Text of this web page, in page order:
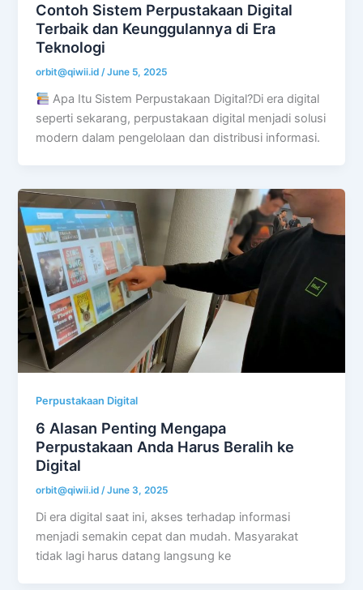
Contoh Sistem Perpustakaan Digital
Terbaik dan Keunggulannya di Era
Teknologi
orbit@qiwii.id/June 5, 2025
Apa Itu Sistem Perpustakaan Digital?Di era digital
seperti sekarang, perpustakaan digital menjadi solusi
modern dalam pengelolaan dan distribusi informasi.
Perpustakaan Digital
6 Alasan Penting Mengapa
Perpustakaan Anda Harus Beralih ke
Digital
orbit@qiwii.id/June 3, 2025
Di era digital saat ini, akses terhadap informasi
menjadi semakin cepat dan mudah. Masyarakat
tidak lagi harus datang langsung ke